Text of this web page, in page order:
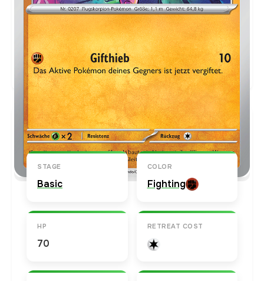
€0,22
Reverse Holo
Preise werden täglich aktualisiert.
Karten-Info Englische Version →
STAGE
Basic
COLOR
Fighting
HP
70
RETREAT COST